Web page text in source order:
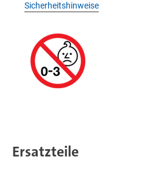
Sicherheitshinweise
Ersatzteile